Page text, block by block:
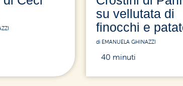
su vellutata di
finocchi e
di EMANUELA GHINAZZI
40 minuti